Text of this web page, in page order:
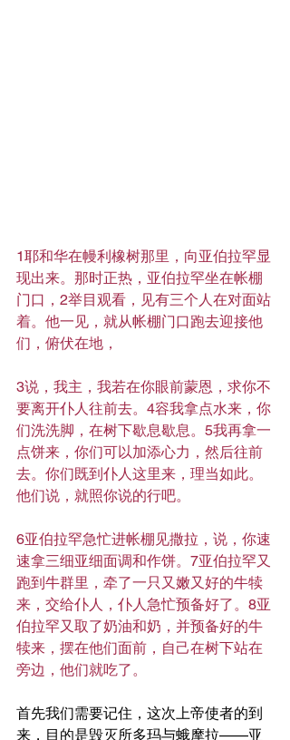
1耶和华在幔利橡树那里，向亚伯拉罕显
现出来。那时正热，亚伯拉罕坐在帐棚
门口，2举目观看，见有三个人在对面站
着。他一见，就从帐棚门口跑去迎接他
们，俯伏在地，
3说，我主，我若在你眼前蒙恩，求你不
要离开仆人往前去。4容我拿点水来，你
们洗洗脚，在树下歇息歇息。5我再拿一
点饼来，你们可以加添心力，然后往前
去。你们既到仆人这里来，理当如此。
他们说，就照你说的行吧。
6亚伯拉罕急忙进帐棚见撒拉，说，你速
速拿三细亚细面调和作饼。7亚伯拉罕又
跑到牛群里，牵了一只又嫩又好的牛犊
来，交给仆人，仆人急忙预备好了。8亚
伯拉罕又取了奶油和奶，并预备好的牛
犊来，摆在他们面前，自己在树下站在
旁边，他们就吃了。
首先我们需要记住，这次上帝使者的到
来，目的是毁灭所多玛与蛾摩拉——亚